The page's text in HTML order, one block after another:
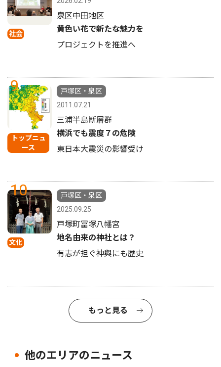
社会
泉区中田地区
黄色い花で新たな魅力を
プロジェクトを推進へ
9
トップニュ
ース
戸塚区・泉区
2011.07.21
三浦半島断層群
横浜でも震度７の危険
東日本大震災の影響受け
10
文化
戸塚区・泉区
2025.09.25
戸塚町冨塚八幡宮
地名由来の神社とは？
有志が担ぐ神輿にも歴史
もっと見る
他のエリアのニュース